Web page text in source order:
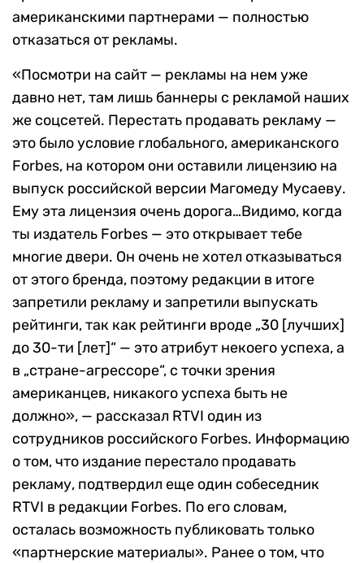
американскими партнерами — полностью
отказаться от рекламы.
«Посмотри на сайт — рекламы на нем уже
давно нет, там лишь баннеры с рекламой наших
же соцсетей. Перестать продавать рекламу —
это было условие глобального, американского
Forbes, на котором они оставили лицензию на
выпуск российской версии Магомеду Мусаеву.
Ему эта лицензия очень дорога…Видимо, когда
ты издатель Forbes — это открывает тебе
многие двери. Он очень не хотел отказываться
от этого бренда, поэтому редакции в итоге
запретили рекламу и запретили выпускать
рейтинги, так как рейтинги вроде „30 [лучших]
до 30-ти [лет]“ — это атрибут некоего успеха, а
в „стране-агрессоре“, с точки зрения
американцев, никакого успеха быть не
должно», — рассказал RTVI один из
сотрудников российского Forbes. Информацию
о том, что издание перестало продавать
рекламу, подтвердил еще один собеседник
RTVI в редакции Forbes. По его словам,
осталась возможность публиковать только
«партнерские материалы». Ранее о том, что